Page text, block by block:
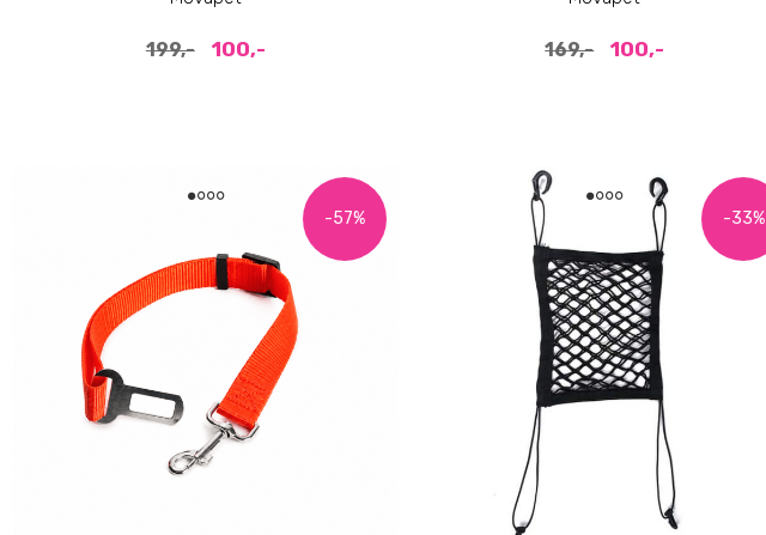
199,- 100,- 169,- 100,-
-57% -33%